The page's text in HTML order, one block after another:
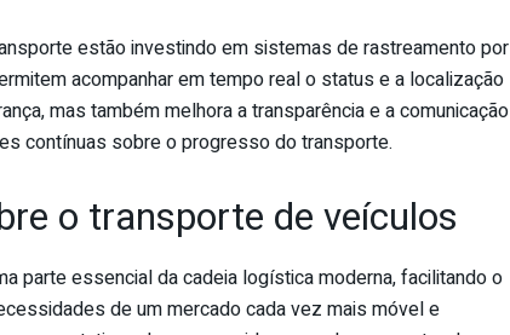
estão investindo em sistemas de rastreamento por
acompanhar em tempo real o status e a localização
mas também melhora a transparência e a comunicação
contínuas sobre o progresso do transporte.
o transporte de veículos
parte essencial da cadeia logística moderna, facilitando o
de um mercado cada vez mais móvel e